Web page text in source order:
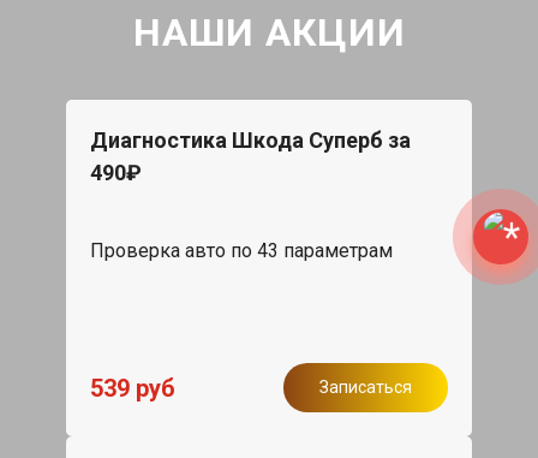
НАШИ АКЦИИ
Диагностика Шкода Суперб за
490₽
Проверка авто по 43 параметрам
539 руб Записаться